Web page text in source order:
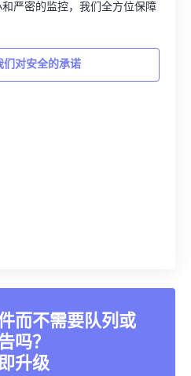
严密的监控，我们全方位保障
们对安全的承诺
而不需要队列或
吗？
升级